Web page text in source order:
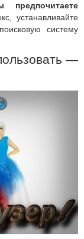
устанавливайте
систему
—